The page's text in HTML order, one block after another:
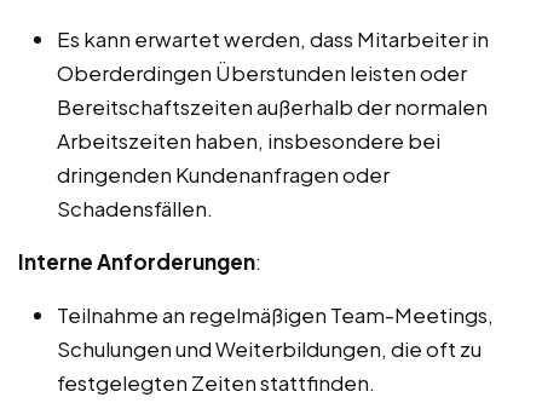
Es kann erwartet werden, dass Mitarbeiter in
Oberderdingen Überstunden leisten oder
Bereitschaftszeiten außerhalb der normalen
Arbeitszeiten haben, insbesondere bei
dringenden Kundenanfragen oder
Schadensfällen.
Interne Anforderungen:
Teilnahme an regelmäßigen Team-Meetings,
Schulungen und Weiterbildungen, die oft zu
festgelegten Zeiten stattfinden.